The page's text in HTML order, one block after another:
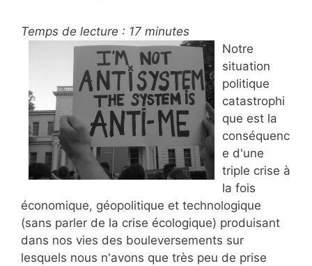
Temps de lecture : 17 minutes
Notre
situation
politique
catastrophi
que est la
conséquenc
e d'une
triple crise à
la fois
économique, géopolitique et technologique
(sans parler de la crise écologique) produisant
dans nos vies des bouleversements sur
lesquels nous n'avons que très peu de prise